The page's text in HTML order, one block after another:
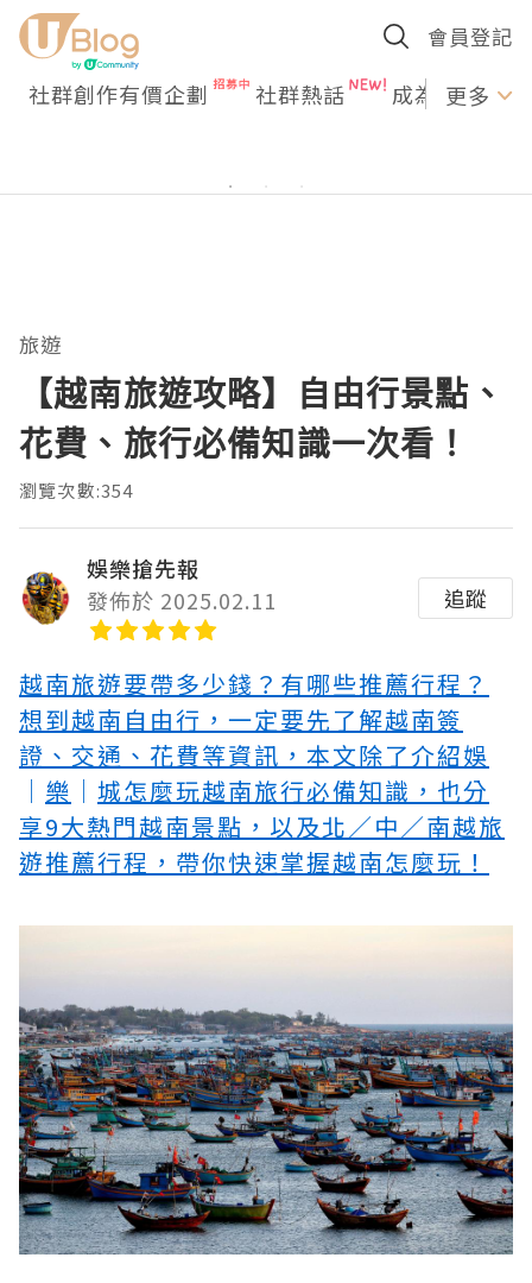
會員登記
社群創作有價企劃 社群熱話 成為U更多
旅遊
【越南旅遊攻略】自由行景點、
花費、旅行必備知識一次看！
瀏覽次數:354
娛樂搶先報
發佈於 2025.02.11
追蹤
越南旅遊要帶多少錢？有哪些推薦行程？
想到越南自由行，一定要先了解越南簽
證、交通、花費等資訊，本文除了介紹娛
｜ 樂 ｜ 城怎麼玩越南旅行必備知識，也分
享9大熱門越南景點，以及北／中／南越旅
遊推薦行程，帶你快速掌握越南怎麼玩！